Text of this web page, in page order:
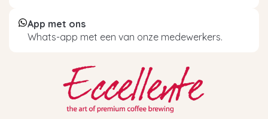
App met ons
Whats-app met een van onze medewerkers.